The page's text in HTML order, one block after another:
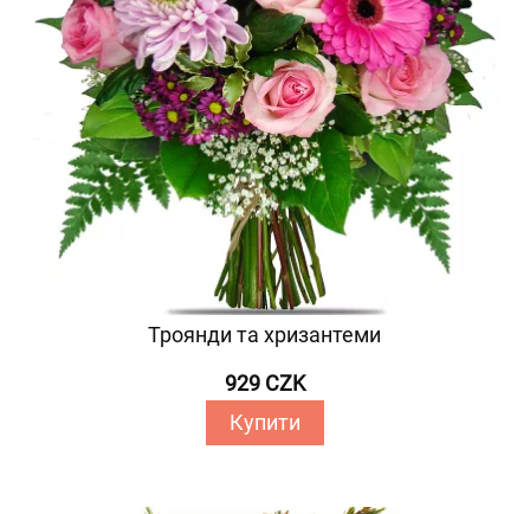
Троянди та хризантеми
929 CZK
Купити